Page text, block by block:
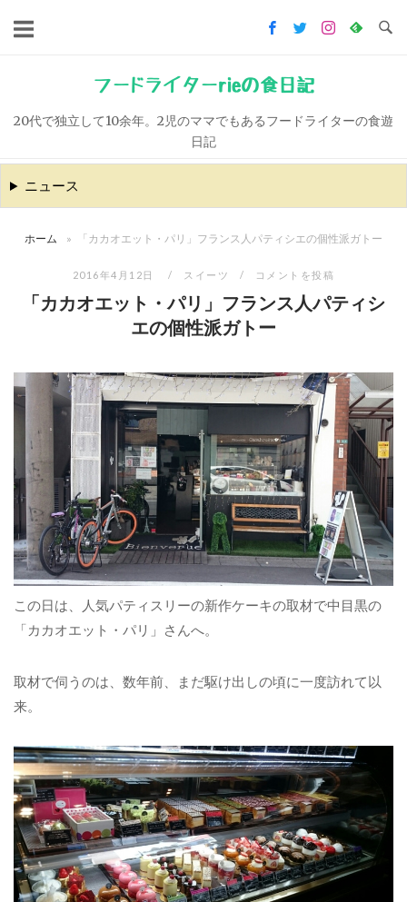
キ
ッ
フードライターrieの食日記
20代で独立して10余年。2児のママでもあるフードライターの食遊
日記
ニュース
ホーム » 「カカオエット・パリ」フランス人パティシエの個性派ガトー
2016年4月12日 スイーツ コメントを投稿
「カカオエット・パリ」フランス人パティシ
エの個性派ガトー
この日は、人気パティスリーの新作ケーキの取材で中目黒の
「カカオエット・パリ」さんへ。
取材で伺うのは、数年前、まだ駆け出しの頃に一度訪れて以
来。